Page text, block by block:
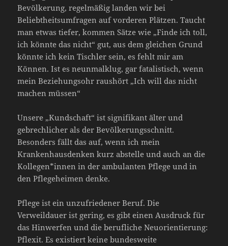
Bevölkerung, regelmäßig landen wir bei
Beliebtheitsumfragen auf vorderen Plätzen. Taucht
man etwas tiefer, kommen Sätze wie „Finde ich toll,
ich könnte das nicht“ gut, aus dem gleichen Grund
könnte ich kein Tischler sein, es fehlt mir am
Können. Ist es neunmalklug, gar fatalistisch, wenn
mein Beziehungsohr raushört „Ich will das nicht
machen müssen“
Unsere „Kundschaft“ ist signifikant älter und
gebrechlicher als der Bevölkerungsschnitt.
Besonders fällt das auf, wenn ich mein
Krankenhausdenken kurz abstelle und auch an die
Kollegen*innen in der ambulanten Pflege und in
den Pflegeheimen denke.
Pflege ist ein unzufriedener Beruf. Die
Verweildauer ist gering, es gibt einen Ausdruck für
das Hinwerfen und die berufliche Neuorientierung:
Pflexit. Es existiert keine bundesweite